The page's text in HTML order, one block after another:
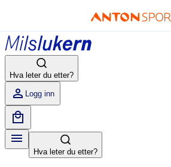
Hva leter du etter?
Logg inn
Hva leter du etter?